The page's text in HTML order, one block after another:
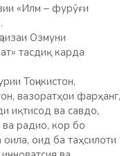
«Илм – фурӯғи
Озмуни
тасдиқ карда
Тоҷикистон,
вазоратҳои фарҳанг,
иқтисод ва савдо,
радио, кор бо
оид ба таҳсилоти